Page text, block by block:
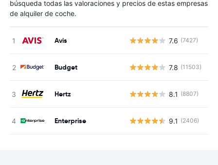
búsqueda todas las valoraciones y precios de estas empresas
de alquiler de coche.
Avis 7.6 (7427)
Budget 7.8 (11503)
Hertz 8.1 (8807)
Enterprise 9.1 (2406)